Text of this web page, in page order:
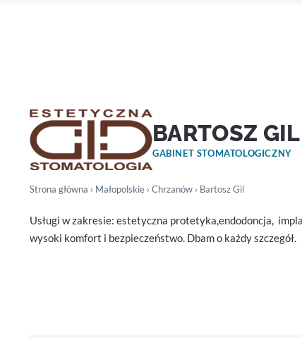
BARTOSZ GIL
GABINET STOMATOLOGICZNY
Strona główna › Małopolskie › Chrzanów › Bartosz Gil
Usługi w zakresie: estetyczna protetyka,endodoncja,
wysoki komfort i bezpieczeństwo. Dbam o każdy szczegół.